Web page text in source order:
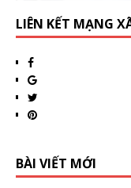
LIÊN KẾT MẠNG
BÀI VIẾT MỚI